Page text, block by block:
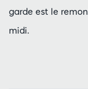
garde est le
midi.